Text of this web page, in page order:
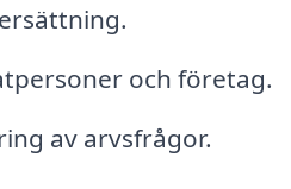
och företag.
av arvsfrågor.